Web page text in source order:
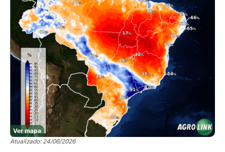
Ver mapa
Atualizado: 24/06/2026